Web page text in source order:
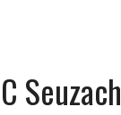
Seuzach